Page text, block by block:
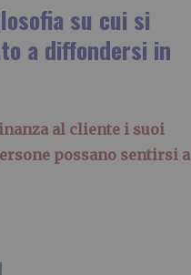
su cui si
a diffondersi in
al cliente i suoi
possano sentirsi a